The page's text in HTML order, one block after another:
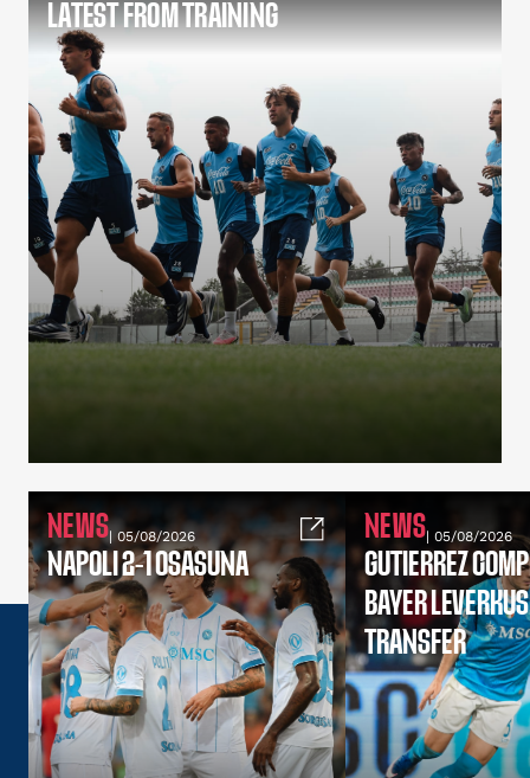
LATEST FROM TRAINING
NEWS| 05/08/2026
NAPOLI 2-1 OSASUNA
NEWS| 05/08/2026
GUTIERREZ
BAYER
TRANSFER